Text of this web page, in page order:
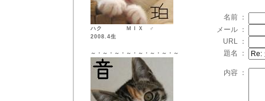
ハク ＭＩＸ ♂
2008.4生
～・～・～・～・～・～・～・～
名前 ：
メール ：
URL ：
題名 ：
内容 ：